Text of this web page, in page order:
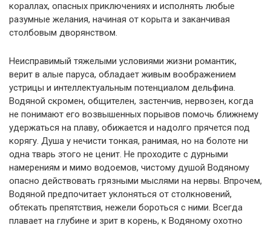
кораллах, опасных приключениях и исполнять любые
разумные желания, начиная от корыта и заканчивая
столбовым дворянством.
Неисправимый тяжелыми условиями жизни романтик,
верит в алые паруса, обладает живым воображением
устрицы и интеллектуальным потенциалом дельфина.
Водяной скромен, общителен, застенчив, нервозен, когда
не понимают его возвышенных порывов помочь ближнему
удержаться на плаву, обижается и надолго прячется под
корягу. Душа у нечисти тонкая, ранимая, но на болоте ни
одна тварь этого не ценит. Не проходите с дурными
намерениям и мимо водоемов, чистому душой Водяному
опасно действовать грязными мыслями на нервы. Впрочем,
Водяной предпочитает уклоняться от столкновений,
обтекать препятствия, нежели бороться с ними. Всегда
плавает на глубине и зрит в корень, к Водяному охотно